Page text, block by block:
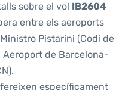
sobre el vol IB2604
entre els aeroports
Pistarini (Codi de
Aeroport de Barcelona-
específicament